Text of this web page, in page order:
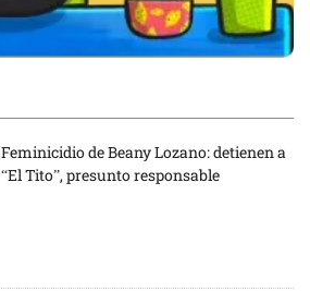
Feminicidio de Beany Lozano: detienen a
“El Tito”, presunto responsable